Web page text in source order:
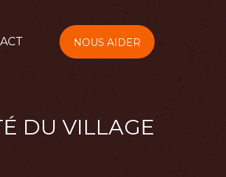
NOUS AIDER
DU VILLAGE